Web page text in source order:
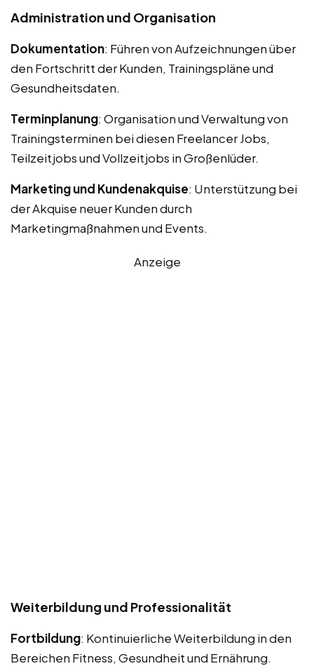
Administration und Organisation
Dokumentation: Führen von Aufzeichnungen über
den Fortschritt der Kunden, Trainingspläne und
Gesundheitsdaten.
Terminplanung: Organisation und Verwaltung von
Trainingsterminen bei diesen Freelancer Jobs,
Teilzeitjobs und Vollzeitjobs in Großenlüder.
Marketing und Kundenakquise: Unterstützung bei
der Akquise neuer Kunden durch
Marketingmaßnahmen und Events.
Anzeige
Weiterbildung und Professionalität
Fortbildung: Kontinuierliche Weiterbildung in den
Bereichen Fitness, Gesundheit und Ernährung.